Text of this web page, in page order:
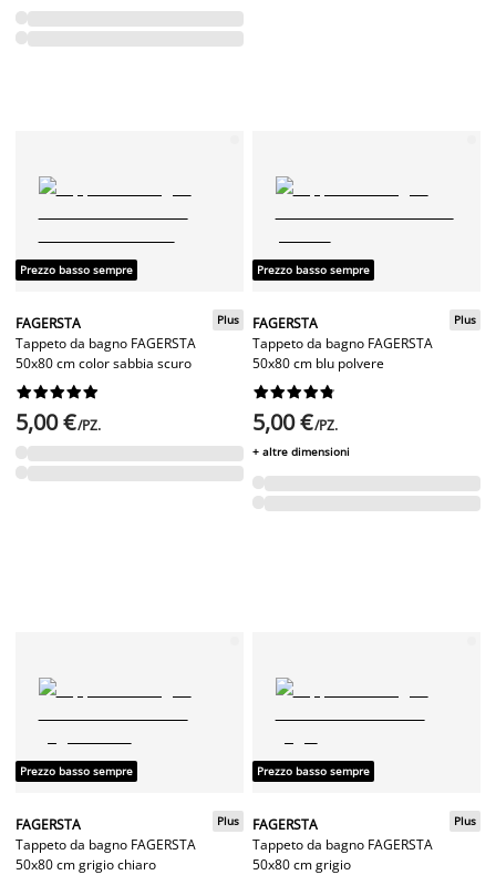
Prezzo basso sempre
FAGERSTA
Tappeto da bagno FAGERSTA
50x80 cm color sabbia scuro
Plus






5,00 €/PZ.
Prezzo basso sempre
FAGERSTA
Tappeto da bagno FAGERSTA
50x80 cm blu polvere
Plus






5,00 €/PZ.
+ altre dimensioni
Prezzo basso sempre
FAGERSTA
Tappeto da bagno FAGERSTA
50x80 cm grigio chiaro
Plus
Prezzo basso sempre
FAGERSTA
Tappeto da bagno FAGERSTA
50x80 cm grigio
Plus